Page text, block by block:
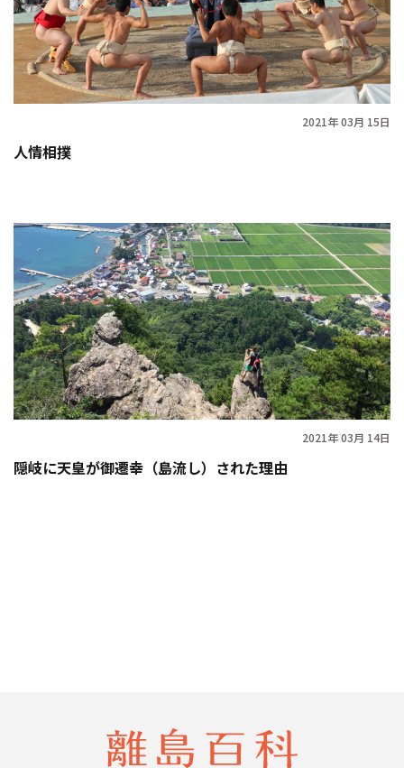
2021年 03月 15日
人情相撲
2021年 03月 14日
隠岐に天皇が御遷幸（島流し）された理由